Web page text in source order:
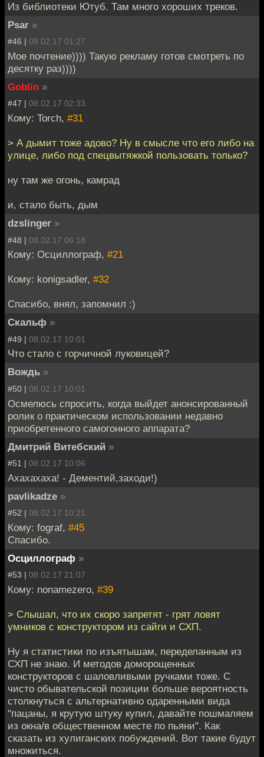
Из библиотеки Ютуб. Там много хороших треков.
Psar »
#46 | 08.02.17 01:27
Мое почтение)))) Такую рекламу готов смотреть по
десятку раз))))
Goblin »
#47 | 08.02.17 02:33
Кому: Torch, #31
> А дымит тоже адово? Ну в смысле что его либо на
улице, либо под спецвытяжкой пользовать только?
ну там же огонь, камрад
и, стало быть, дым
dzslinger »
#48 | 08.02.17 06:18
Кому: Осциллограф, #21
Кому: konigsadler, #32
Спасибо, внял, запомнил :)
Скальф »
#49 | 08.02.17 10:01
Что стало с горчичной луковицей?
Вождь »
#50 | 08.02.17 10:01
Осмелюсь спросить, когда выйдет анонсированный
ролик о практическом использовании недавно
приобретенного самогонного аппарата?
Дмитрий Витебский »
#51 | 08.02.17 10:06
Ахахахаха! - Дементий,заходи!)
pavlikadze »
#52 | 08.02.17 10:21
Кому: fograf, #45
Спасибо.
Осциллограф »
#53 | 08.02.17 21:07
Кому: nonamezero, #39
> Слышал, что их скоро запретят - грят ловят
умников с конструктором из сайги и СХП.
Ну я статистики по изъятышам, переделанным из
СХП не знаю. И методов доморощенных
конструкторов с шаловливыми ручками тоже. С
чисто обывательской позиции больше вероятность
столкнуться с альтернативно одаренными вида
"пацаны, я крутую штуку купил, давайте пошмаляем
из окна/в общественном месте по пьяни". Как
сказать из хулиганских побуждений. Вот такие будут
множиться.